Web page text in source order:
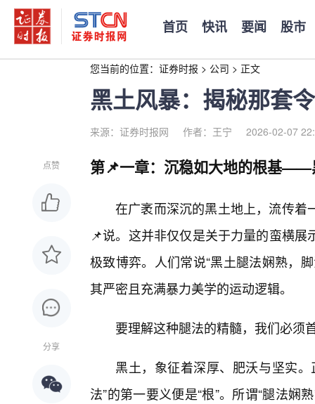
首页 快讯 要闻 股市
您当前的位置： 证券时报 > 公司 > 正文
黑土风暴：揭秘那套
来源：证券时报网 作者：王宁 2026-02-07
点赞
分享
第📌一章：沉稳如大地的根基——
在广袤而深沉的黑土地上，流传着
📌说。这并非仅仅是关于力量的蛮横
极致博弈。人们常说“黑土腿法娴熟，
其严密且充满暴力美学的运动逻辑。
要理解这种腿法的精髓，我们必须
黑土，象征着深厚、肥沃与坚实
法”的第一要义便是“根”。所谓“腿法娴